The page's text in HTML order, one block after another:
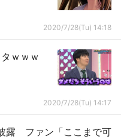
2020/7/28(Tu) 14:18
ｗｗｗ
2020/7/28(Tu) 14:17
露 ファン「ここまで可